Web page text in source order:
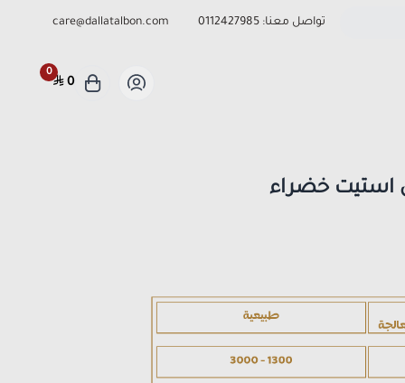
تواصل معنا: 0112427985
care@dallatalbon.com
0
0
خضراء